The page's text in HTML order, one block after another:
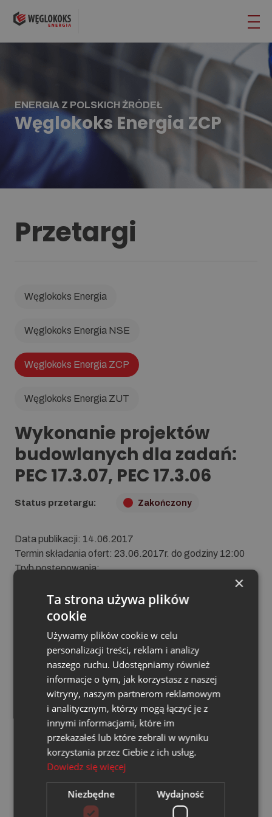
ENERGIA Z POLSKICH ŹRÓDEŁ
Węglokoks Energia ZCP
Przetargi
Węglokoks Energia
Węglokoks Energia NSE
Węglokoks Energia ZCP
Węglokoks Energia ZUT
Wykonanie projektów
budowlanych dla zadań:
PEC 17.3.07, PEC 17.3.06
Status przetargu: Zakończony
Da­ta pu­bli­ka­cji: 14.06.2017
Ter­min skła­da­nia ofert: 23.06.2017r. do godziny 12:00
Tryb po­stę­po­wa­nia:
PEC 17.3.07 „Budowa przyłączy sieci ciepłowniczej
oraz węzłów cieplnych do budynków przy ul.
Zabrzańskiej 53, 55, 57, 59 w Rudzie Śląskiej”
Zadanie 2:
PEC.17.3.06 „Budowa przyłączy sieci ciepłowniczej
oraz węzła cieplnego do budynków przy ul. Niedurnego
43, 45, Czarnoleśna 2 w Rudzie Śląskiej”
Miejsce składania ofert:
WĘGLOKOKS ENERGIA Sp. z o.o.
ul. Mickiewicza 29, 40-085 Katowice
×
Ta strona używa plików
cookie
Używamy plików cookie w celu
personalizacji treści, reklam i analizy
naszego ruchu. Udostępniamy również
informacje o tym, jak korzystasz z naszej
witryny, naszym partnerom reklamowym
i analitycznym, którzy mogą łączyć je z
innymi informacjami, które im
przekazałeś lub które zebrali w wyniku
korzystania przez Ciebie z ich usług.
Dowiedz się więcej
Niezbędne Wydajność